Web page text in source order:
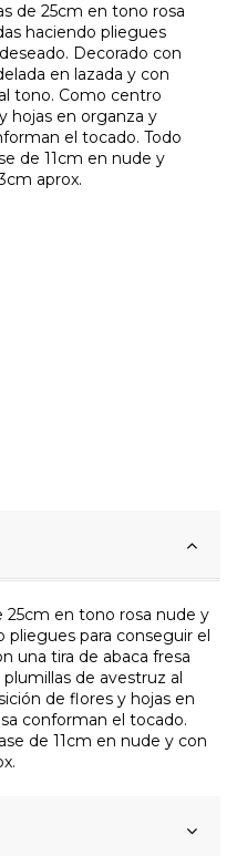
de 25cm en tono rosa
haciendo pliegues
Decorado con
en lazada y con
tono. Como centro
hojas en organza y
el tocado. Todo
de 11cm en nude y
aprox.
25cm en tono rosa nude y
pliegues para conseguir el
una tira de abaca fresa
de avestruz al
de flores y hojas en
conforman el tocado.
de 11cm en nude y con